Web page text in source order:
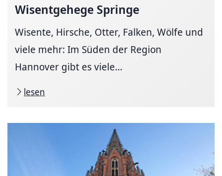
Wisentgehege Springe
Wisente, Hirsche, Otter, Falken, Wölfe und
viele mehr: Im Süden der Region
Hannover gibt es viele...
lesen